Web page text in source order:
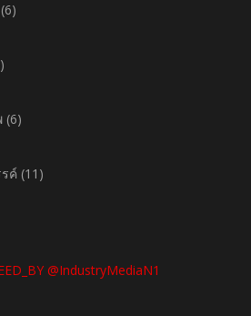
(6)
(6)
ค์ (11)
@IndustryMediaN1